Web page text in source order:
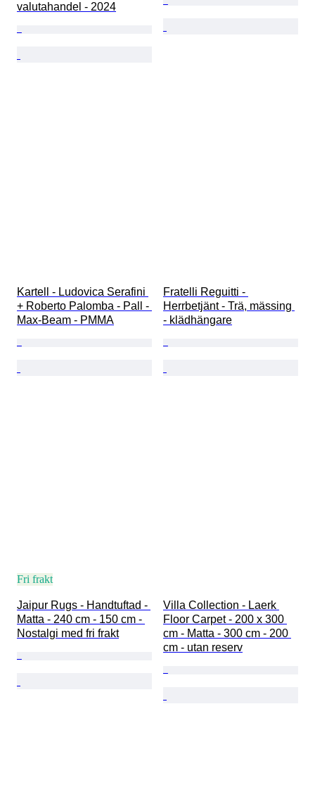
valutahandel - 2024
Kartell - Ludovica Serafini
+ Roberto Palomba - Pall -
Max-Beam - PMMA
Fratelli Reguitti -
Herrbetjänt - Trä, mässing
- klädhängare
Fri frakt
Jaipur Rugs - Handtuftad -
Matta - 240 cm - 150 cm -
Nostalgi med fri frakt
Villa Collection - Laerk
Floor Carpet - 200 x 300
cm - Matta - 300 cm - 200
cm - utan reserv